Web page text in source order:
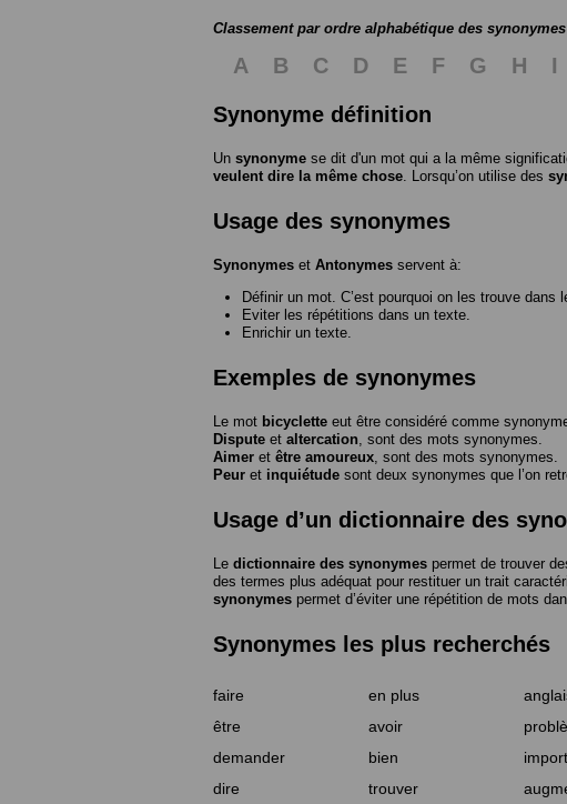
Classement par ordre alphabétique des synonymes
A B C D E F G H I
Synonyme définition
Un synonyme se dit d'un mot qui a la même
veulent dire la même chose . Lorsqu’on utilise des
Usage des synonymes
Synonymes et Antonymes servent à:
Définir un mot. C’est pourquoi on les trouve dans
Eviter les répétitions dans un texte.
Enrichir un texte.
Exemples de synonymes
Le mot bicyclette eut être considéré comme
Dispute et altercation , sont des mots synonymes.
Aimer et être amoureux , sont des mots synonymes.
Peur et inquiétude sont deux synonymes que l’on
Usage d’un dictionnaire des
Le dictionnaire des synonymes permet de trouver
des termes plus adéquat pour restituer un trait
synonymes permet d’éviter une répétition de mots
Synonymes les plus recherchés
faire en plus
être
avoir
demander
bien
dire
trouver